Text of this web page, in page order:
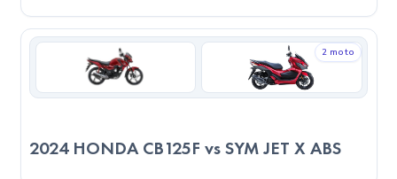
2 moto
2024 HONDA CB125F vs SYM JET X ABS